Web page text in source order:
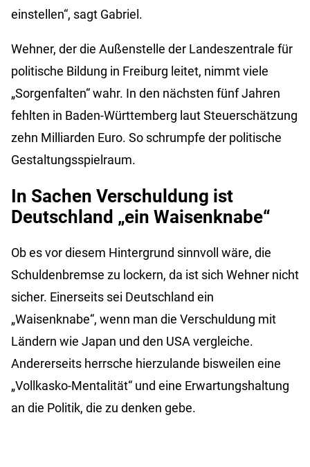
einstellen“, sagt Gabriel.
Wehner, der die Außenstelle der Landeszentrale für
politische Bildung in Freiburg leitet, nimmt viele
„Sorgenfalten“ wahr. In den nächsten fünf Jahren
fehlten in Baden-Württemberg laut Steuerschätzung
zehn Milliarden Euro. So schrumpfe der politische
Gestaltungsspielraum.
In Sachen Verschuldung ist
Deutschland „ein Waisenknabe“
Ob es vor diesem Hintergrund sinnvoll wäre, die
Schuldenbremse zu lockern, da ist sich Wehner nicht
sicher. Einerseits sei Deutschland ein
„Waisenknabe“, wenn man die Verschuldung mit
Ländern wie Japan und den USA vergleiche.
Andererseits herrsche hierzulande bisweilen eine
„Vollkasko-Mentalität“ und eine Erwartungshaltung
an die Politik, die zu denken gebe.